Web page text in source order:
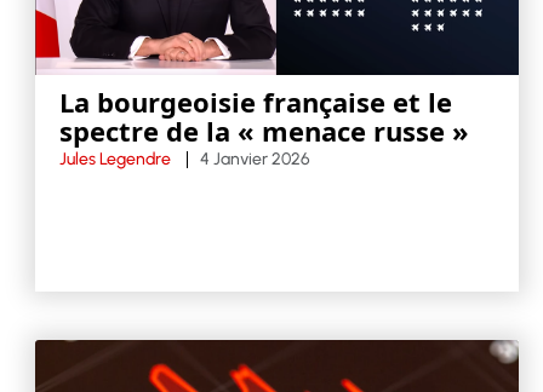
La bourgeoisie française et le
spectre de la « menace russe »
Jules Legendre 4 Janvier 2026